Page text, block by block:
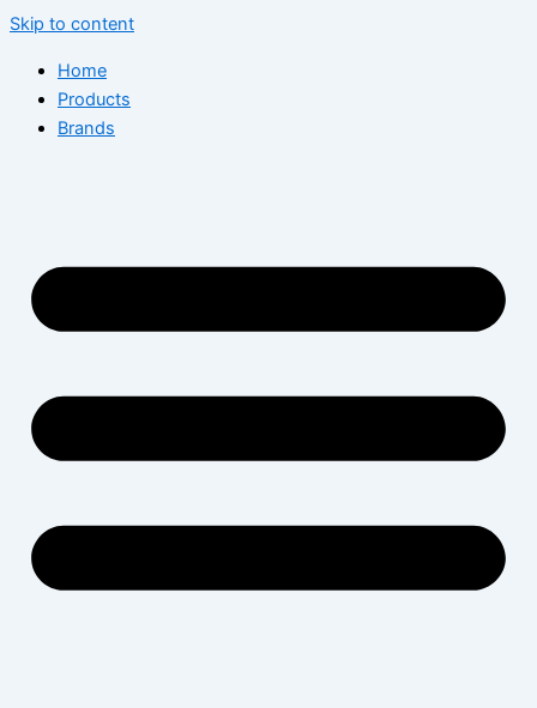
Skip to content
Home
Products
Brands